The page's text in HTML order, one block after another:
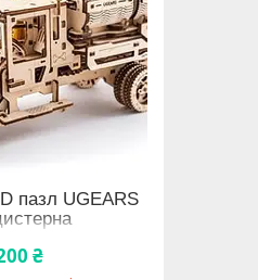
пазл UGEARS
₴